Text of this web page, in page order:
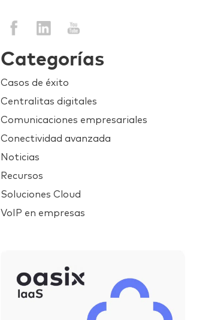
Categorías
Casos de éxito
Centralitas digitales
Comunicaciones empresariales
Conectividad avanzada
Noticias
Recursos
Soluciones Cloud
VoIP en empresas